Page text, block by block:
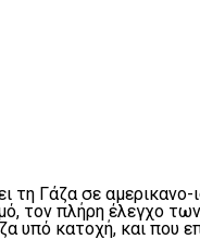
Γάζα σε
τον πλήρη έλεγχο
υπό κατοχή, και που